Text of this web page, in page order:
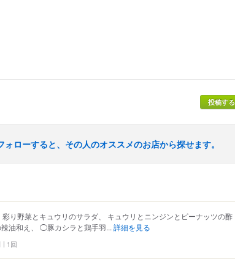
投稿する
ォローすると、その人のオススメのお店から探せます。
り野菜とキュウリのサラダ、 キュウリとニンジンとピーナッツの酢
油和え、 ◯豚カシラと鶏手羽... 詳細を見る
1回